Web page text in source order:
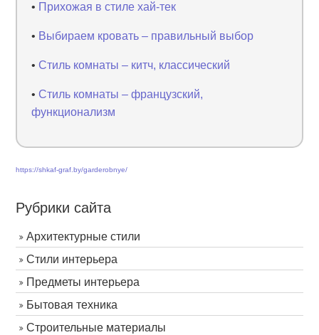
• Прихожая в стиле хай-тек
• Выбираем кровать – правильный выбор
• Стиль комнаты – китч, классический
• Стиль комнаты – французский,
функционализм
https://shkaf-graf.by/garderobnye/
Рубрики сайта
Архитектурные стили
Стили интерьера
Предметы интерьера
Бытовая техника
Строительные материалы